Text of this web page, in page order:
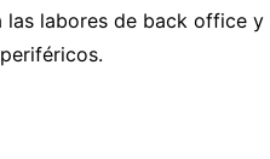
las labores de back office